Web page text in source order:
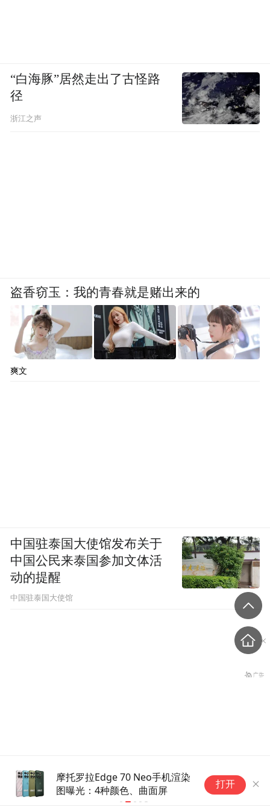
摩托罗拉Edge 70 Neo手机渲染
图曝光：4种颜色、曲面屏
打开
“白海豚”居然走出了古怪路
径
浙江之声
盗香窃玉：我的青春就是赌出来的
爽文
中国驻泰国大使馆发布关于
中国公民来泰国参加文体活
动的提醒
中国驻泰国大使馆
美财长断言：再过两年，霍
尔木兹海峡就不重要了